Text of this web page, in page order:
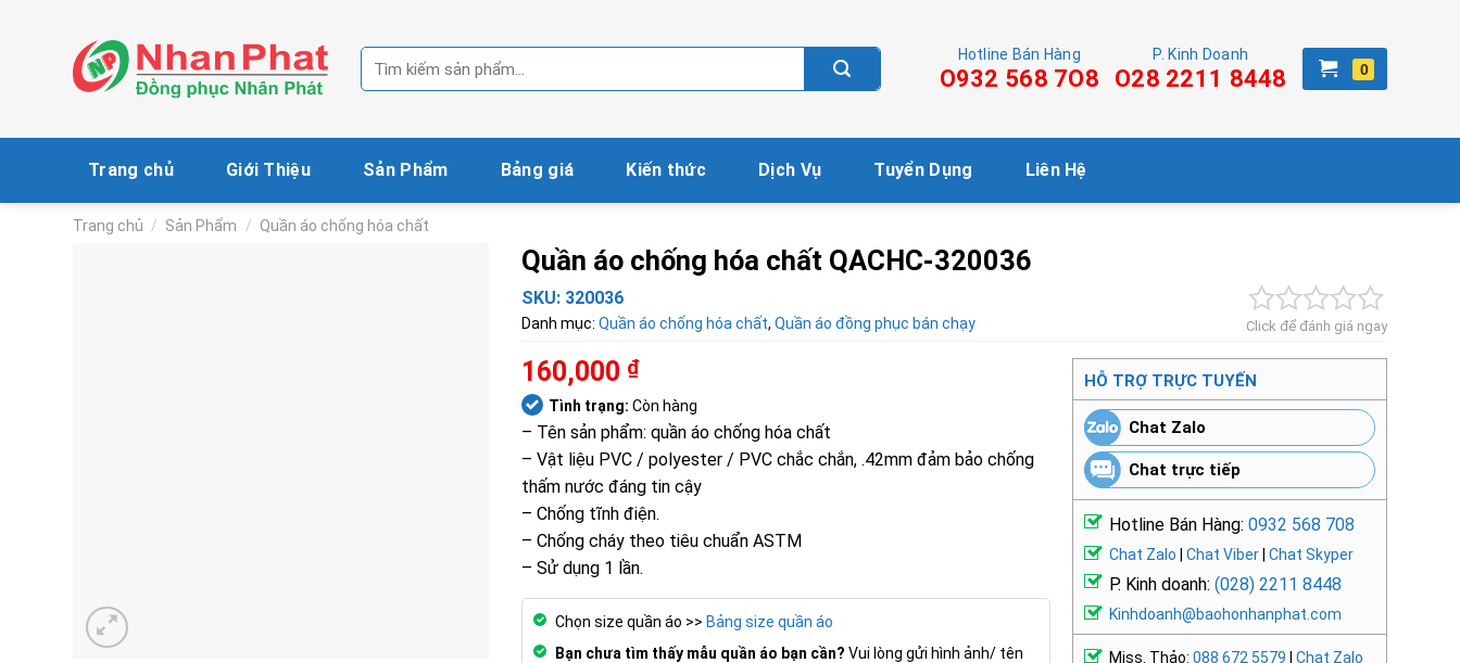
kiếm:
Hotline Bán Hàng
O932 568 7O8
P. Kinh Doanh
O28 2211 8448
Trang chủ Giới Thiệu Sản Phẩm Bảng giá Kiến thức Dịch Vụ Tuyển Dụng Liên Hệ
Trang chủ / Sản Phẩm / Quần áo chống hóa chất
Quần áo chống hóa chất QACHC-320036
SKU: 320036
Danh mục:Quần áo chống hóa chất,Quần áo đồng phục bán chạy Click để đánh giá ngay
160,000 ₫
Tình trạng: Còn hàng
– Tên sản phẩm: quần áo chống hóa chất
– Vật liệu PVC / polyester / PVC chắc chắn, .42mm đảm bảo chống
thấm nước đáng tin cậy
– Chống tĩnh điện.
– Chống cháy theo tiêu chuẩn ASTM
– Sử dụng 1 lần.
Chọn size quần áo >> Bảng size quần áo
Bạn chưa tìm thấy mẫu quần áo bạn cần? Vui lòng gửi hình ảnh/ tên
HỖ TRỢ TRỰC TUYẾN
Chat Zalo
Chat trực tiếp
Hotline Bán Hàng: 0932 568 708
Chat Zalo Chat Viber Chat Skyper
P. Kinh doanh: (028) 2211 8448
Kinhdoanh@baohonhanphat.com
Miss. Thảo: 088 672 5579 Chat Zalo